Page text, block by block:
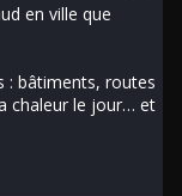
en ville que
: bâtiments, routes
chaleur le jour… et